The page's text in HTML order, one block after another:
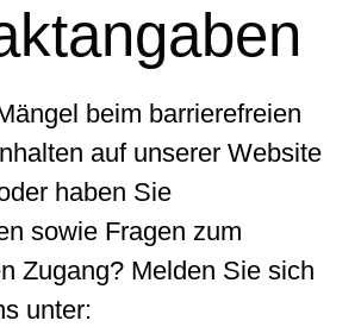
beim barrierefreien
auf unserer Website
haben Sie
sowie Fragen zum
Zugang? Melden Sie sich
unter: